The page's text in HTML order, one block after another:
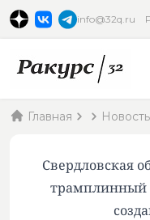
info@32q.ru
Главная Новость
Свердловская
трамплинный